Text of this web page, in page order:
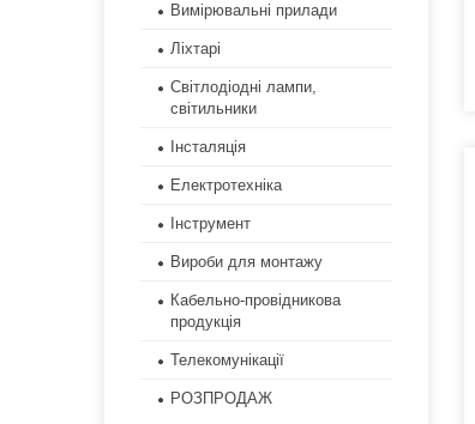
Вимірювальні прилади
Ліхтарі
Світлодіодні лампи,
світильники
Інсталяція
Електротехніка
Інструмент
Вироби для монтажу
Кабельно-провідникова
продукція
Телекомунікації
РОЗПРОДАЖ